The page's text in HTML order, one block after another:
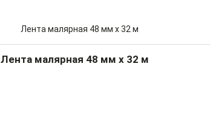
Лента малярная 48 мм x 32 м